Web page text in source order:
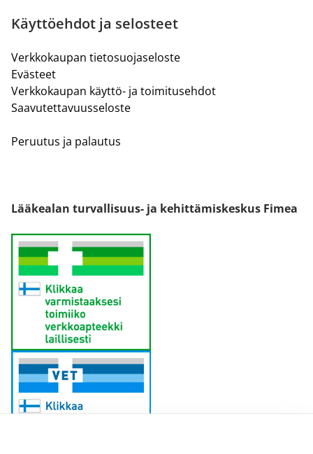
Käyttöehdot ja selosteet
Verkkokaupan tietosuojaseloste
Evästeet
Verkkokaupan käyttö- ja toimitusehdot
Saavutettavuusseloste
Peruutus ja palautus
Lääkealan turvallisuus- ja kehittämiskeskus Fimea